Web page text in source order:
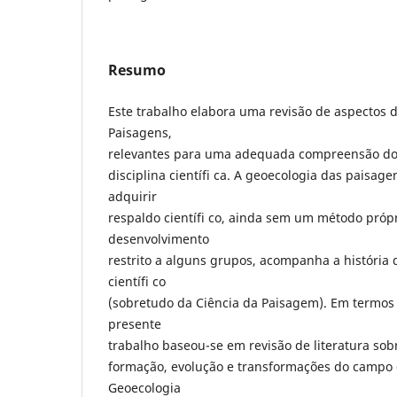
Resumo
Este trabalho elabora uma revisão de aspectos
Paisagens,
relevantes para uma adequada compreensão
disciplina científi ca. A geoecologia das
adquirir
respaldo científi co, ainda sem um método
desenvolvimento
restrito a alguns grupos, acompanha a história
científi co
(sobretudo da Ciência da Paisagem). Em
presente
trabalho baseou-se em revisão de literatura
formação, evolução e transformações do
Geoecologia